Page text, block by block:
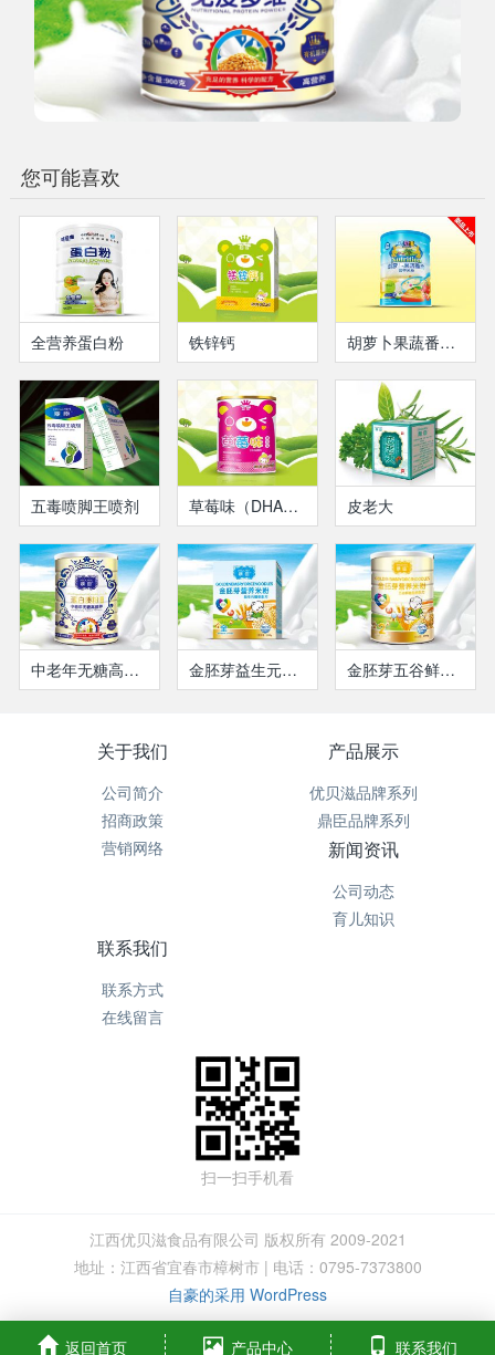
您可能喜欢
全营养蛋白粉 铁锌钙 胡萝卜果蔬番茄营养米粉-听装
五毒喷脚王喷剂 草莓味（DHA果味）清润宝 皮老大
中老年无糖高营养蛋白质粉 金胚芽益生元增免米粉 金胚芽五谷鲜蔬益畅米粉
关于我们
公司简介
招商政策
营销网络
产品展示
优贝滋品牌系列
鼎臣品牌系列
新闻资讯
公司动态
育儿知识
联系我们
联系方式
在线留言
扫一扫手机看
江西优贝滋食品有限公司 版权所有 2009-2021
地址：江西省宜春市樟树市 | 电话：0795-7373800
自豪的采用 WordPress
返回首页 产品中心 联系我们